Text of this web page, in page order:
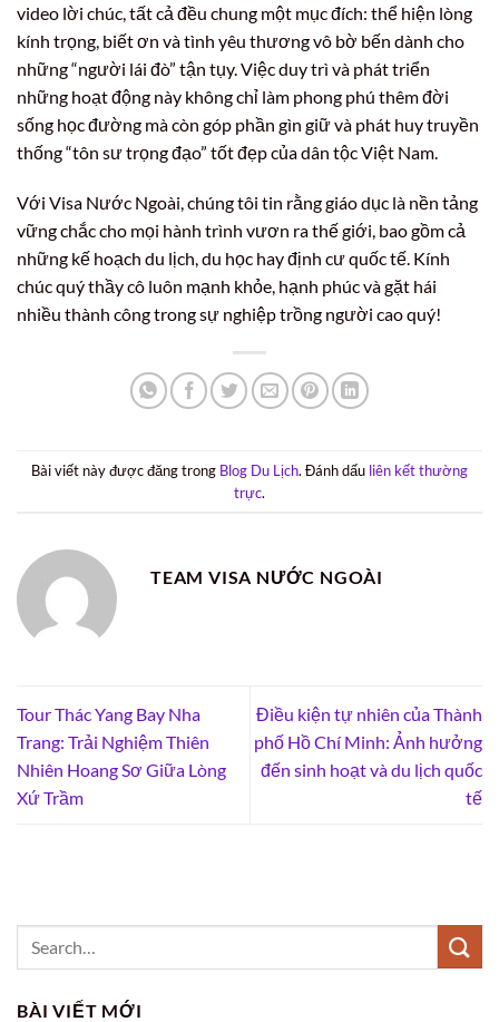
video lời chúc, tất cả đều chung một mục đích: thể hiện lòng
kính trọng, biết ơn và tình yêu thương vô bờ bến dành cho
những “người lái đò” tận tụy. Việc duy trì và phát triển
những hoạt động này không chỉ làm phong phú thêm đời
sống học đường mà còn góp phần gìn giữ và phát huy truyền
thống “tôn sư trọng đạo” tốt đẹp của dân tộc Việt Nam.
Với Visa Nước Ngoài, chúng tôi tin rằng giáo dục là nền tảng
vững chắc cho mọi hành trình vươn ra thế giới, bao gồm cả
những kế hoạch du lịch, du học hay định cư quốc tế. Kính
chúc quý thầy cô luôn mạnh khỏe, hạnh phúc và gặt hái
nhiều thành công trong sự nghiệp trồng người cao quý!
Bài viết này được đăng trong Blog Du Lịch. Đánh dấu liên kết thường
trực.
TEAM VISA NƯỚC NGOÀI
Tour Thác Yang Bay Nha
Trang: Trải Nghiệm Thiên
Nhiên Hoang Sơ Giữa Lòng
Xứ Trầm
Điều kiện tự nhiên của Thành
phố Hồ Chí Minh: Ảnh hưởng
đến sinh hoạt và du lịch quốc
tế
BÀI VIẾT MỚI